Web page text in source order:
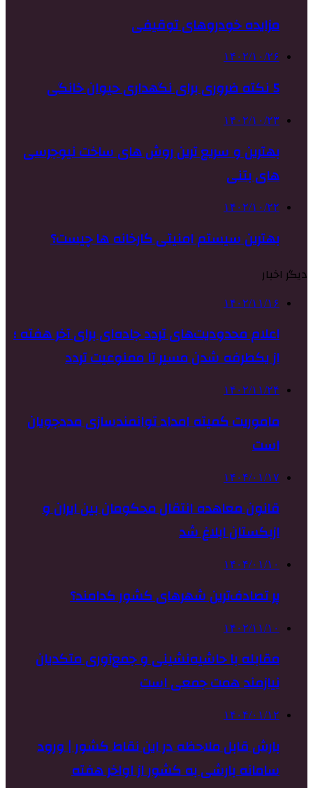
مزایده خودروهای توقیفی
۱۴۰۲/۱۰/۲۶
5 نکته ضروری برای نگهداری حیوان خانگی
۱۴۰۲/۱۰/۲۳
بهترین و سریع ترین روش های ساخت نیوجرسی
های بتنی
۱۴۰۲/۱۰/۲۲
بهترین سیستم امنیتی کارخانه ها چیست؟
دیگر اخبار
۱۴۰۲/۱۱/۱۶
اعلام محدودیت‌های تردد جاده‌ای برای آخر هفته ؛
از یکطرفه شدن مسیر تا ممنوعیت تردد
۱۴۰۲/۱۱/۲۴
ماموریت کمیته امداد توانمندسازی مددجویان
است
۱۴۰۴/۰۱/۱۷
قانون معاهده انتقال محکومان بین ایران و
ازبکستان ابلاغ شد
۱۴۰۴/۰۱/۱۰
پر تصادف‌ترین شهرهای کشور کدامند؟
۱۴۰۲/۱۱/۱۰
مقابله با حاشیه‌نشینی و جمع‌آوری متکدیان
نیازمند همت جمعی است
۱۴۰۴/۰۱/۱۲
بارش قابل ملاحظه در این نقاط کشور | ورود
سامانه بارشی به کشور از اواخر هفته